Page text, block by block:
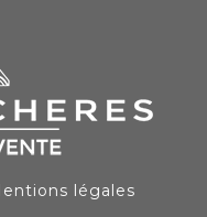
légales